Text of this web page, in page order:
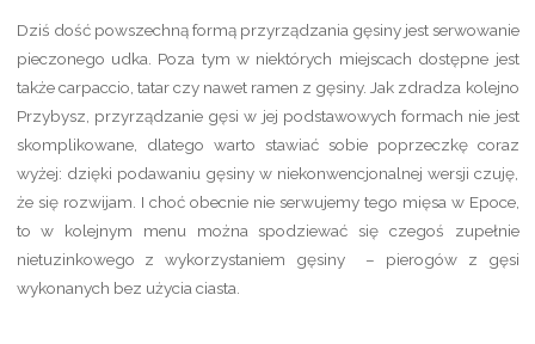
Dziś dość powszechną formą przyrządzania gęsiny jest serwowanie
pieczonego udka. Poza tym w niektórych miejscach dostępne jest
także carpaccio, tatar czy nawet ramen z gęsiny. Jak zdradza kolejno
Przybysz, przyrządzanie gęsi w jej podstawowych formach nie jest
skomplikowane, dlatego warto stawiać sobie poprzeczkę coraz
wyżej: dzięki podawaniu gęsiny w niekonwencjonalnej wersji czuję,
że się rozwijam. I choć obecnie nie serwujemy tego mięsa w Epoce,
to w kolejnym menu można spodziewać się czegoś zupełnie
nietuzinkowego z wykorzystaniem gęsiny – pierogów z gęsi
wykonanych bez użycia ciasta.